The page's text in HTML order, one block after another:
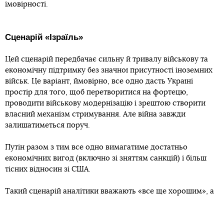
імовірності.
Сценарій «Ізраїль»
Цей сценарій передбачає сильну й тривалу військову та
економічну підтримку без значної присутності іноземних
військ. Це варіант, ймовірно, все одно дасть Україні
простір для того, щоб перетворитися на фортецю,
проводити військову модернізацію і зрештою створити
власний механізм стримування. Але війна завжди
залишатиметься поруч.
Путін разом з тим все одно вимагатиме достатньо
економічних вигод (включно зі зняттям санкцій) і більш
тісних відносин зі США.
Такий сценарій аналітики вважають «все ще хорошим», а